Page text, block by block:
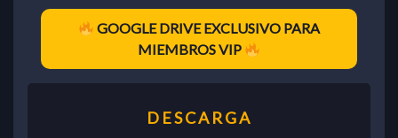
GOOGLE DRIVE EXCLUSIVO PARA
MIEMBROS VIP